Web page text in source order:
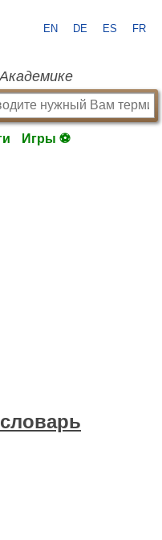
EN DE ES FR
Игры ⚽